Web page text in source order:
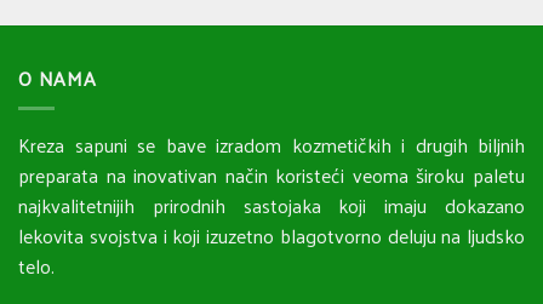
O NAMA
Kreza sapuni se bave izradom kozmetičkih i drugih biljnih
preparata na inovativan način koristeći veoma široku paletu
najkvalitetnijih prirodnih sastojaka koji imaju dokazano
lekovita svojstva i koji izuzetno blagotvorno deluju na ljudsko
telo.